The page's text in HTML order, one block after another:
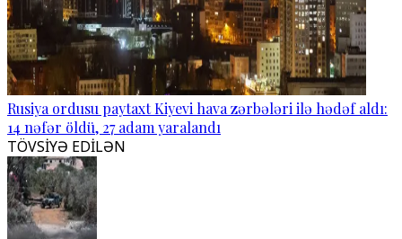
Rusiya ordusu paytaxt Kiyevi hava zərbələri ilə hədəf aldı:
14 nəfər öldü, 27 adam yaralandı
TÖVSİYƏ EDİLƏN